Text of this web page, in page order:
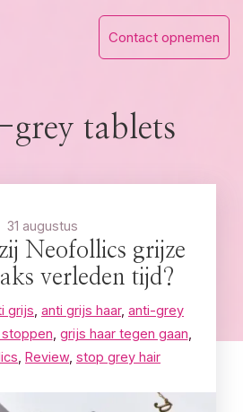
Contact opnemen
tablets
31 augustus
Neofollics grijze
verleden tijd?
grijs anti grijs haar, anti-grey
grijs haar tegen gaan
Review, stop grey hair